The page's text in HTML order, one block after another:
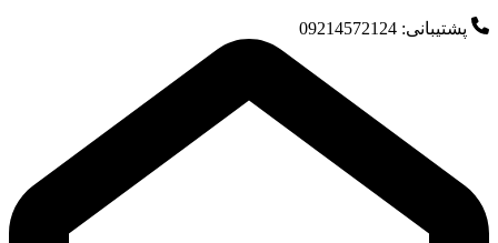
پشتیبانی: 09214572124